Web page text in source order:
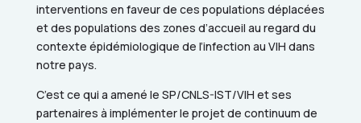
interventions en faveur de ces populations déplacées
et des populations des zones d’accueil au regard du
contexte épidémiologique de l’infection au VIH dans
notre pays.
C’est ce qui a amené le SP/CNLS-IST/VIH et ses
partenaires à implémenter le projet de continuum de